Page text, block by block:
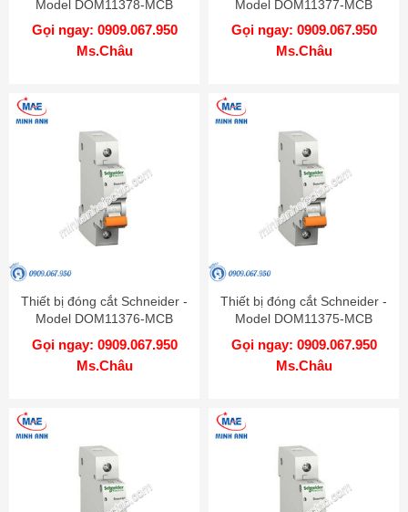
Model DOM11378-MCB
Gọi ngay: 0909.067.950
Ms.Châu
Model DOM11377-MCB
Gọi ngay: 0909.067.950
Ms.Châu
Thiết bị đóng cắt Schneider -
Model DOM11376-MCB
Gọi ngay: 0909.067.950
Ms.Châu
Thiết bị đóng cắt Schneider -
Model DOM11375-MCB
Gọi ngay: 0909.067.950
Ms.Châu